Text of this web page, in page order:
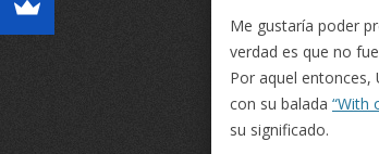
Me gustaría poder
verdad es que no
Por aquel entonces,
con su balada “With
su significado.